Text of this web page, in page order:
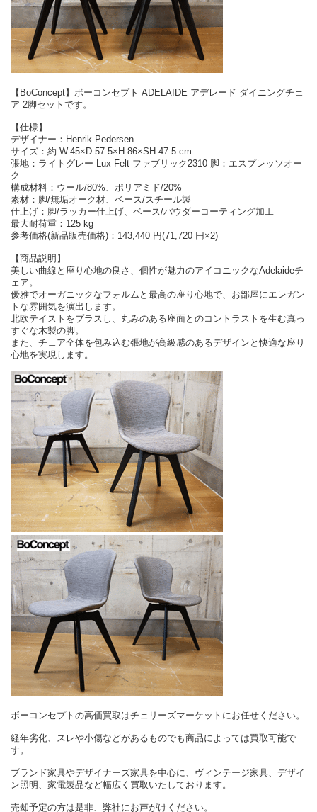
【BoConcept】ボーコンセプト ADELAIDE アデレード ダイニングチェ
ア 2脚セットです。
【仕様】
デザイナー：Henrik Pedersen
サイズ：約 W.45×D.57.5×H.86×SH.47.5 cm
張地：ライトグレー Lux Felt ファブリック2310 脚：エスプレッソオー
ク
構成材料：ウール/80%、ポリアミド/20%
素材：脚/無垢オーク材、ベース/スチール製
仕上げ：脚/ラッカー仕上げ、ベース/パウダーコーティング加工
最大耐荷重：125 kg
参考価格(新品販売価格)：143,440 円(71,720 円×2)
【商品説明】
美しい曲線と座り心地の良さ、個性が魅力のアイコニックなAdelaideチ
ェア。
優雅でオーガニックなフォルムと最高の座り心地で、お部屋にエレガン
トな雰囲気を演出します。
北欧テイストをプラスし、丸みのある座面とのコントラストを生む真っ
すぐな木製の脚。
また、チェア全体を包み込む張地が高級感のあるデザインと快適な座り
心地を実現します。
ボーコンセプトの高価買取はチェリーズマーケットにお任せください。
経年劣化、スレや小傷などがあるものでも商品によっては買取可能で
す。
ブランド家具やデザイナーズ家具を中心に、ヴィンテージ家具、デザイ
ン照明、家電製品など幅広く買取いたしております。
売却予定の方は是非、弊社にお声がけください。